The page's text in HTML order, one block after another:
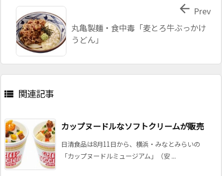
丸亀製麺・食中毒「麦とろ牛ぶっかけ
うどん」
 Prev
 関連記事
カップヌードルなソフトクリームが販売
日清食品は8月11日から、横浜・みなとみらいの
「カップヌードルミュージアム」（安 ...